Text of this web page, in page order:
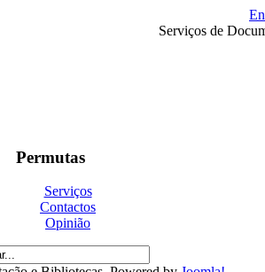
Serviços de
Permutas
Serviços
Contactos
Opinião